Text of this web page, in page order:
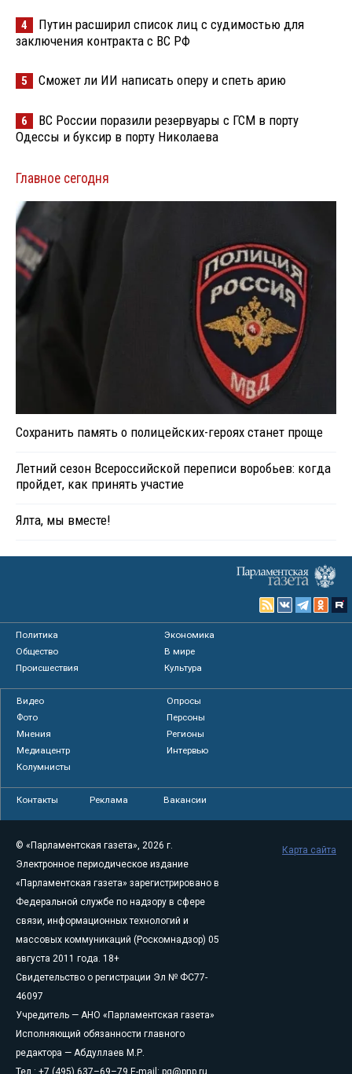
4
Путин расширил список лиц с судимостью для
заключения контракта с ВС РФ
5 Сможет ли ИИ написать оперу и спеть арию
6
ВС России поразили резервуары с ГСМ в порту
Одессы и буксир в порту Николаева
Главное сегодня
Сохранить память о полицейских-героях станет проще
Летний сезон Всероссийской переписи воробьев: когда
пройдет, как принять участие
Ялта, мы вместе!
Политика
Экономика
Общество
В мире
Происшествия
Культура
Видео
Опросы
Фото
Персоны
Мнения
Регионы
Медиацентр
Интервью
Колумнисты
Контакты Реклама Вакансии
© «Парламентская газета», 2026 г.
Электронное периодическое издание
«Парламентская газета» зарегистрировано в
Федеральной службе по надзору в сфере
связи, информационных технологий и
массовых коммуникаций (Роскомнадзор) 05
августа 2011 года. 18+
Свидетельство о регистрации Эл № ФС77-
46097
Учредитель — АНО «Парламентская газета»
Исполняющий обязанности главного
редактора — Абдуллаев М.Р.
Тел.: +7 (495) 637–69–79 E-mail: pg@pnp.ru
Карта сайта